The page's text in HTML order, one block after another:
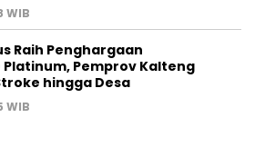
WIB
Raih Penghargaan
Platinum, Pemprov Kalteng
hingga Desa
WIB